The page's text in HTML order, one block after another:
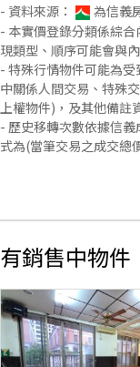
- 資料來源： 為信義
- 本實價登錄分類係綜
現類型、順序可能會與
- 特殊行情物件可能為
中關係人間交易、特殊
上權物件)，及其他備註
- 歷史移轉次數依據信
式為(當筆交易之成交總
有銷售中物件